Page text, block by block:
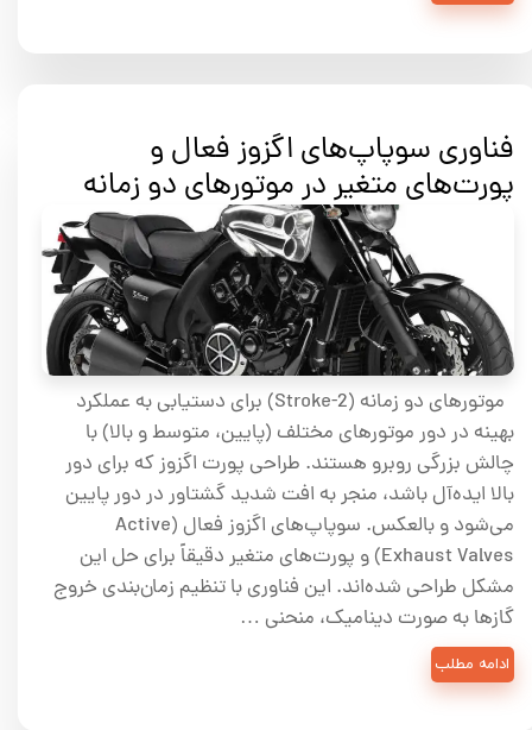
فناوری سوپاپ‌های اگزوز فعال و
پورت‌های متغیر در موتورهای دو زمانه
موتورهای دو زمانه (2-Stroke) برای دستیابی به عملکرد
بهینه در دور موتورهای مختلف (پایین، متوسط و بالا) با
چالش بزرگی روبرو هستند. طراحی پورت اگزوز که برای دور
بالا ایده‌آل باشد، منجر به افت شدید گشتاور در دور پایین
می‌شود و بالعکس. سوپاپ‌های اگزوز فعال (Active
Exhaust Valves) و پورت‌های متغیر دقیقاً برای حل این
مشکل طراحی شده‌اند. این فناوری با تنظیم زمان‌بندی خروج
گازها به صورت دینامیک، منحنی …
ادامه مطلب